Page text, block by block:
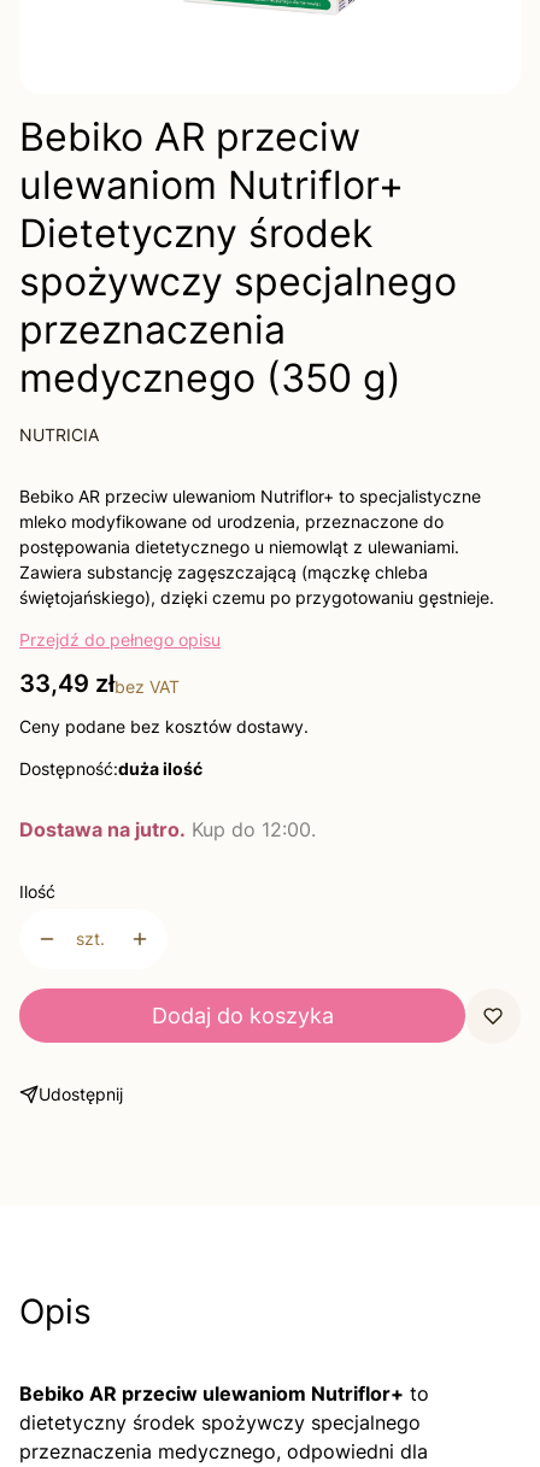
Bebiko AR przeciw
ulewaniom Nutriflor+
Dietetyczny środek
spożywczy specjalnego
przeznaczenia
medycznego (350 g)
NUTRICIA
Bebiko AR przeciw ulewaniom Nutriflor+ to specjalistyczne
mleko modyfikowane od urodzenia, przeznaczone do
postępowania dietetycznego u niemowląt z ulewaniami.
Zawiera substancję zagęszczającą (mączkę chleba
świętojańskiego), dzięki czemu po przygotowaniu gęstnieje.
Przejdź do pełnego opisu
Cena
33,49 złbez VAT
Ceny podane bez kosztów dostawy.
Dostępność:duża ilość
Dostawa na jutro. Kup do 12:00.
Ilość
szt.
Dodaj do koszyka
Udostępnij
Opis
Bebiko AR przeciw ulewaniom Nutriflor+ to
dietetyczny środek spożywczy specjalnego
przeznaczenia medycznego, odpowiedni dla